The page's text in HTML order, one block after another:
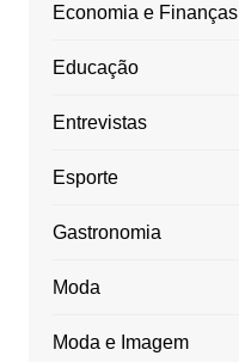
Economia e Finanças
Educação
Entrevistas
Esporte
Gastronomia
Moda
Moda e Imagem